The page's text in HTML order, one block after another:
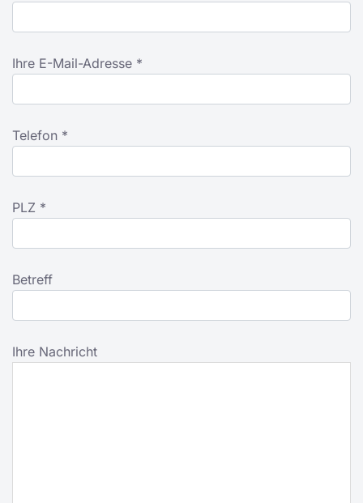
Ihre E-Mail-Adresse *
Telefon *
PLZ *
Betreff
Ihre Nachricht